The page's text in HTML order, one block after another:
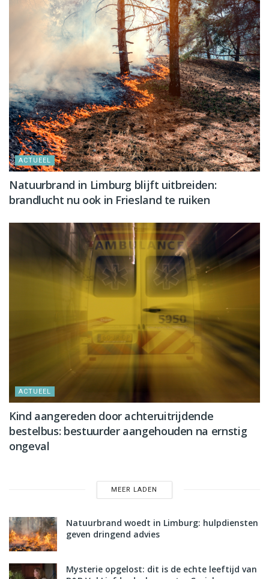
ACTUEEL
Natuurbrand in Limburg blijft uitbreiden:
brandlucht nu ook in Friesland te ruiken
ACTUEEL
Kind aangereden door achteruitrijdende
bestelbus: bestuurder aangehouden na ernstig
ongeval
MEER LADEN
Natuurbrand woedt in Limburg: hulpdiensten
geven dringend advies
Mysterie opgelost: dit is de echte leeftijd van